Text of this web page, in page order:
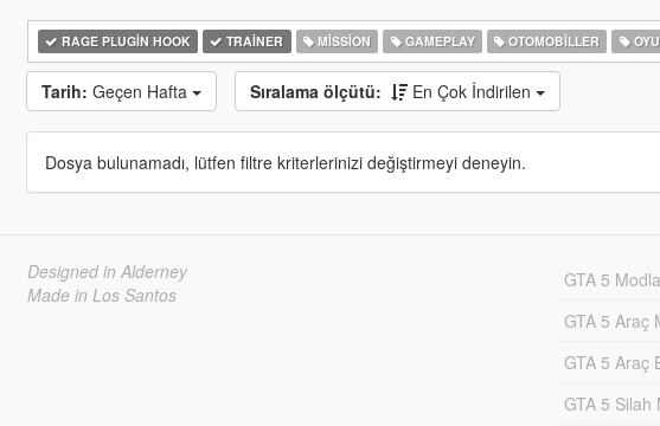
RAGE PLUGIN HOOK TRAINER MISSION GAMEPLAY OTOMOBILLER
Tarih: Geçen Hafta Sıralama ölçütü: En Çok İndirilen
Dosya bulunamadı, lütfen filtre kriterlerinizi değiştirmeyi deneyin.
Designed in Alderney
Made in Los Santos
GTA 5
GTA 5 Araç
GTA 5 Araç
GTA 5 Silah